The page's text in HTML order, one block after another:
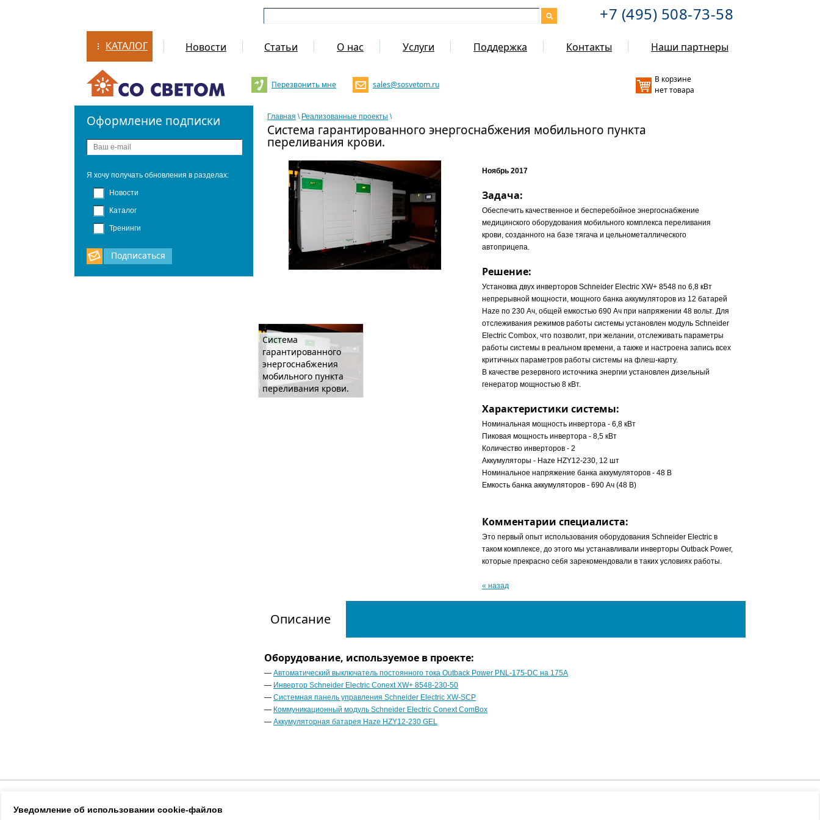
+7 (495) 508-73-58
КАТАЛОГ Новости Статьи О нас Услуги Поддержка Контакты Наши партнеры
В корзине
нет товара
Перезвонить мне sales@sosvetom.ru
Оформление подписки
Я хочу получать обновления в разделах:
Новости
Каталог
Тренинги
Подписаться
Главная \ Реализованные проекты \
Система гарантированного энергоснабжения мобильного пункта
переливания крови.
Система
гарантированного
энергоснабжения
мобильного пункта
переливания крови.
Ноябрь 2017
Задача:
Обеспечить качественное и бесперебойное энергоснабжение
медицинского оборудования мобильного комплекса переливания
крови, созданного на базе тягача и цельнометаллического
автоприцепа.
Решение:
Установка двух инверторов Schneider Electric XW+ 8548 по 6,8 кВт
непрерывной мощности, мощного банка аккумуляторов из 12 батарей
Haze по 230 Ач, общей емкостью 690 Ач при напряжении 48 вольт. Для
отслеживания режимов работы системы установлен модуль Schneider
Electric Combox, что позволит, при желании, отслеживать параметры
работы системы в реальном времени, а также и настроена запись всех
критичных параметров работы системы на флеш-карту.
В качестве резервного источника энергии установлен дизельный
генератор мощностью 8 кВт.
Характеристики системы:
Номинальная мощность инвертора - 6,8 кВт
Пиковая мощность инвертора - 8,5 кВт
Количество инверторов - 2
Аккумуляторы - Haze HZY12-230, 12 шт
Номинальное напряжение банка аккумуляторов - 48 В
Емкость банка аккумуляторов - 690 Ач (48 В)
Комментарии специалиста:
Это первый опыт использования оборудования Schneider Electric в
таком комплексе, до этого мы устанавливали инверторы Outback Power,
которые прекрасно себя зарекомендовали в таких условиях работы.
« назад
Описание
Оборудование, используемое в проекте:
― Автоматический выключатель постоянного тока Outback Power PNL-175-DC на 175A
― Инвертор Schneider Electric Conext XW+ 8548-230-50
― Системная панель управления Schneider Electric XW-SCP
― Коммуникационный модуль Schneider Electric Conext ComBox
― Аккумуляторная батарея Haze HZY12-230 GEL
Каталог Новости Статьи
Уведомление об использовании cookie-файлов